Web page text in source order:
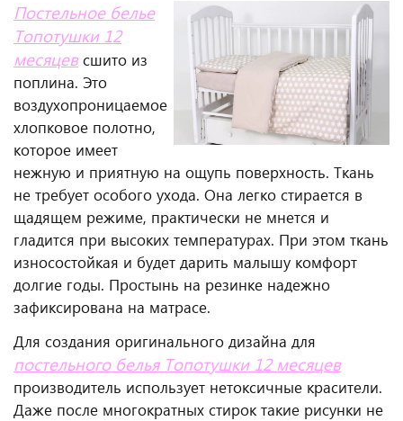
Постельное белье
Топотушки 12
месяцев сшито из
поплина. Это
воздухопроницаемое
хлопковое полотно,
которое имеет
нежную и приятную на ощупь поверхность. Ткань
не требует особого ухода. Она легко стирается в
щадящем режиме, практически не мнется и
гладится при высоких температурах. При этом ткань
износостойкая и будет дарить малышу комфорт
долгие годы. Простынь на резинке надежно
зафиксирована на матрасе.
Для создания оригинального дизайна для
постельного белья Топотушки 12 месяцев
производитель использует нетоксичные красители.
Даже после многократных стирок такие рисунки не